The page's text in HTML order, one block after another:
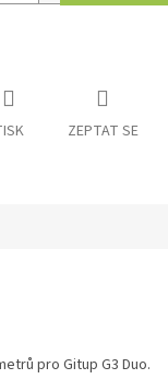
ZEPTAT SE
pro Gitup G3 Duo.